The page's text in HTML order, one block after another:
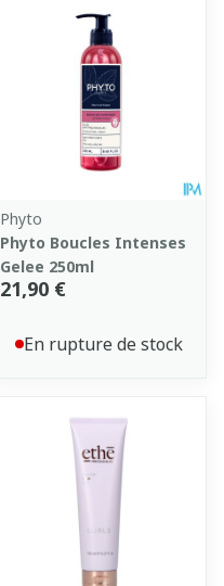
Phyto
Phyto Boucles Intenses
Gelee 250ml
21,90 €
En rupture de stock